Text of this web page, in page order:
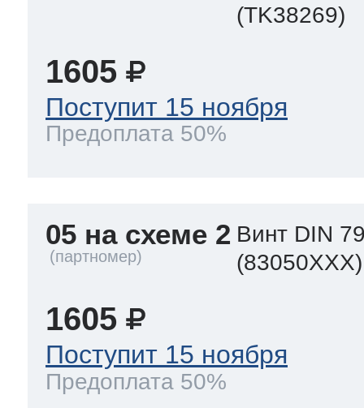
(TK38269)
1605
Поступит 15 ноября
Предоплата 50%
05 на схеме 2 Винт DIN
(83050XXX)
1605
Поступит 15 ноября
Предоплата 50%